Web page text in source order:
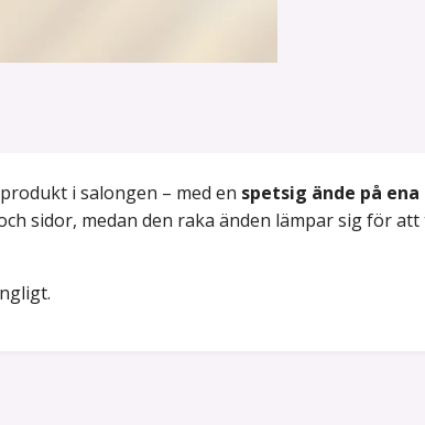
i salongen – med en spetsig ände på
sidor, medan den raka änden lämpar sig för